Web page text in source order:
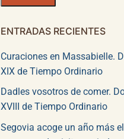
ENTRADAS RECIENTES
Curaciones en Massabielle.
XIX de Tiempo Ordinario
Dadles vosotros de comer.
XVIII de Tiempo Ordinario
Segovia acoge un año más el